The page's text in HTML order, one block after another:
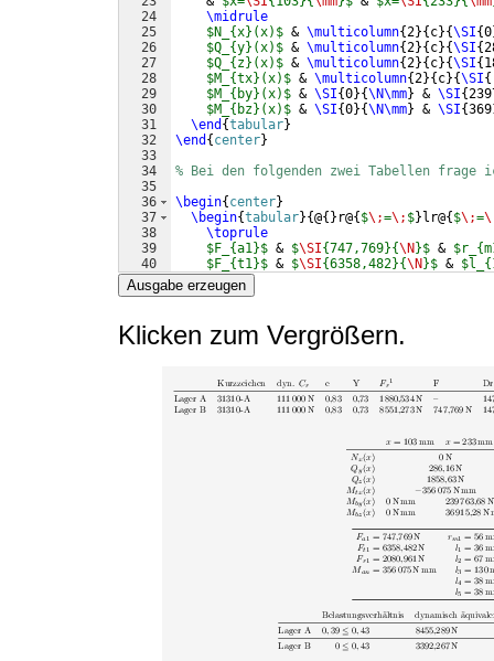
24
25
26
27
28
29
30
31
32
33
34
35
36
37
38
39
40
41
\midrule
$N_{x}(x)$ & \multicolumn{2}{ c}{\SI{0
$Q_{y}(x)$ & \multicolumn{2}{ c}{\SI{
$Q_{z}(x)$ & \multicolumn{2}{ c}{\SI{
$M_{tx}(x)$ & \multicolumn{2}{ c}{\SI{
$M_{by}(x)$ & \SI{0}{\N\mm} & \SI{
$M_{bz}(x)$ & \SI{0}{\N\mm} & \SI{
\end {tabular}
\end { center}
% Bei den folgenden zwei Tabellen frage
\begin{ center}
\begin{tabular}{@{ } r@{ $\;=\; $} lr@{ $\;=
\toprule
$F_{a1}$ & $\SI{747,769}{\N }$ &
$F_{t1}$ & $\SI{6358,482}{\N }$ &
$F_{r1}$
Ausgabe erzeugen
Klicken zum Vergrößern.